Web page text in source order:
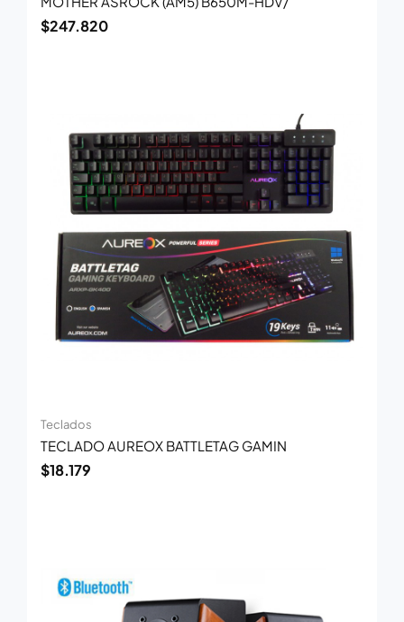
$247.820
Teclados
TECLADO AUREOX BATTLETAG GAMIN
$18.179